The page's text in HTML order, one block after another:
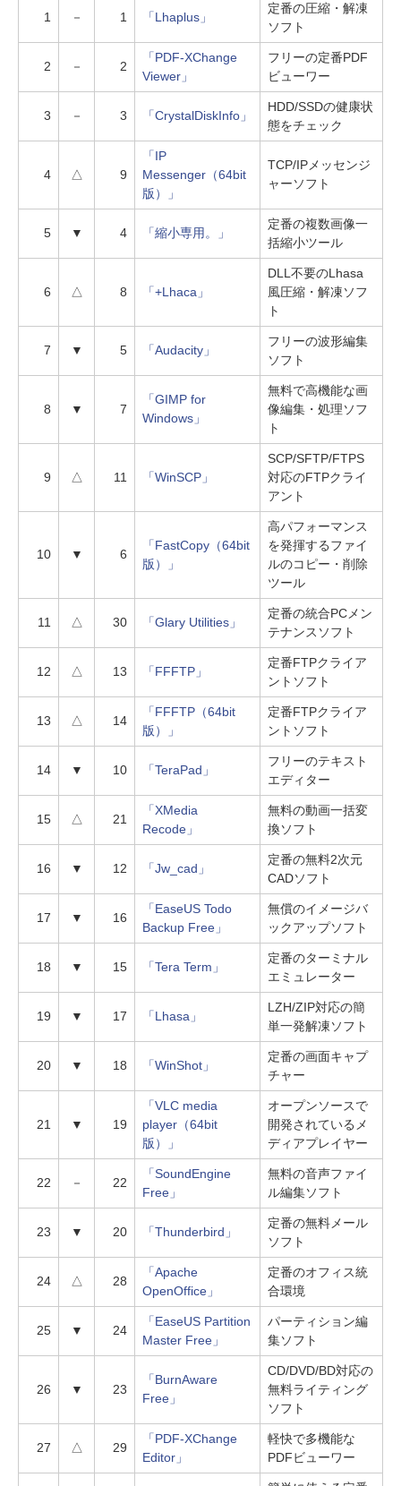
1 － 1 「Lhaplus」
定番の圧縮・解凍
ソフト
2 － 2
「PDF-XChange
Viewer」
フリーの定番PDF
ビューワー
3 － 3 「CrystalDiskInfo」
HDD/SSDの健康状
態をチェック
4 △ 9
「IP
Messenger（64bit
版）」
TCP/IPメッセンジ
ャーソフト
5 ▼ 4 「縮小専用。」
定番の複数画像一
括縮小ツール
6 △ 8 「+Lhaca」
DLL不要のLhasa
風圧縮・解凍ソフ
ト
7 ▼ 5 「Audacity」
フリーの波形編集
ソフト
8 ▼ 7
「GIMP for
Windows」
無料で高機能な画
像編集・処理ソフ
ト
9 △ 11 「WinSCP」
SCP/SFTP/FTPS
対応のFTPクライ
アント
10 ▼ 6
「FastCopy（64bit
版）」
高パフォーマンス
を発揮するファイ
ルのコピー・削除
ツール
11 △ 30 「Glary Utilities」
定番の統合PCメン
テナンスソフト
12 △ 13 「FFFTP」
定番FTPクライア
ントソフト
13 △ 14
「FFFTP（64bit
版）」
定番FTPクライア
ントソフト
14 ▼ 10 「TeraPad」
フリーのテキスト
エディター
15 △ 21
「XMedia
Recode」
無料の動画一括変
換ソフト
16 ▼ 12 「Jw_cad」
定番の無料2次元
CADソフト
17 ▼ 16
「EaseUS Todo
Backup Free」
無償のイメージバ
ックアップソフト
18 ▼ 15 「Tera Term」
定番のターミナル
エミュレーター
19 ▼ 17 「Lhasa」
LZH/ZIP対応の簡
単一発解凍ソフト
20 ▼ 18 「WinShot」
定番の画面キャプ
チャー
21 ▼ 19
「VLC media
player（64bit
版）」
オープンソースで
開発されているメ
ディアプレイヤー
22 － 22
「SoundEngine
Free」
無料の音声ファイ
ル編集ソフト
23 ▼ 20 「Thunderbird」
定番の無料メール
ソフト
24 △ 28
「Apache
OpenOffice」
定番のオフィス統
合環境
25 ▼ 24
「EaseUS Partition
Master Free」
パーティション編
集ソフト
26 ▼ 23
「BurnAware
Free」
CD/DVD/BD対応の
無料ライティング
ソフト
27 △ 29
「PDF-XChange
Editor」
軽快で多機能な
PDFビューワー